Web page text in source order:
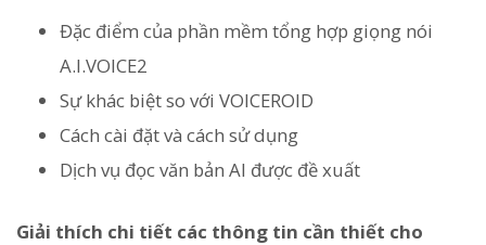
Đặc điểm của phần mềm tổng hợp giọng nói
A.I.VOICE2
Sự khác biệt so với VOICEROID
Cách cài đặt và cách sử dụng
Dịch vụ đọc văn bản AI được đề xuất
Giải thích chi tiết các thông tin cần thiết cho